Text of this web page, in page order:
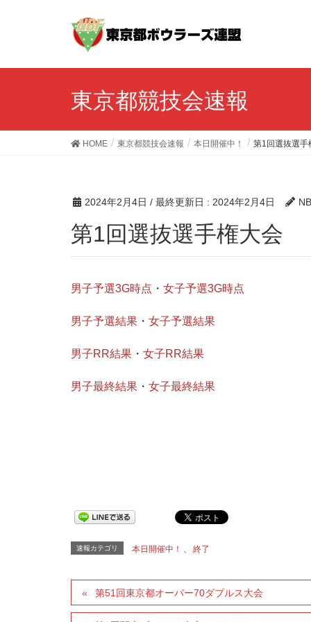
東京都競技会速報
HOME 東京都競技会速報 本日開催中！ 第1回選抜選手
2024年2月4日 / 最終更新日 : 2024年2月4日
第1回選抜選手権大会
男子予選3G時点 ・ 女子予選3G時点
男子予選結果 ・ 女子予選結果
男子RR結果 ・ 女子RR結果
男子最終結果 ・ 女子最終結果
速報カテゴリ 本日開催中！ 、 終了
第51回東京都オーバー70ダブルス大会